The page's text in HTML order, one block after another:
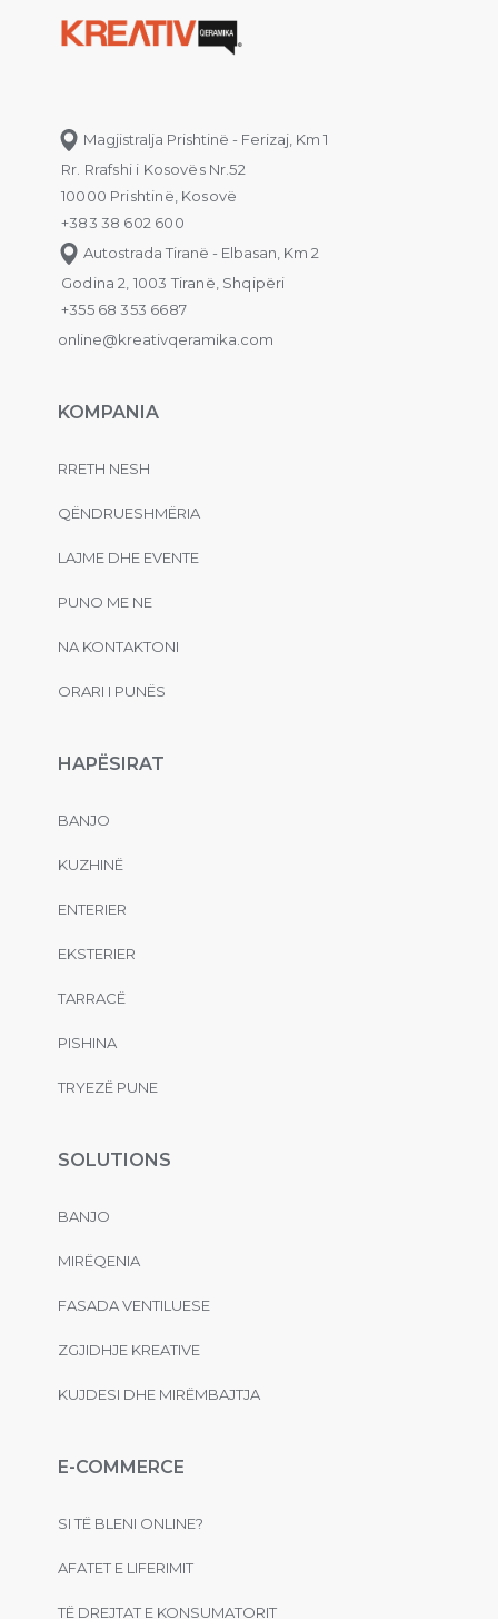
Magjistralja Prishtinë - Ferizaj, Km 1
Rr. Rrafshi i Kosovës Nr.52
10000 Prishtinë, Kosovë
+383 38 602 600
Autostrada Tiranë - Elbasan, Km 2
Godina 2, 1003 Tiranë, Shqipëri
+355 68 353 6687
online@kreativqeramika.com
KOMPANIA
RRETH NESH
QËNDRUESHMËRIA
LAJME DHE EVENTE
PUNO ME NE
NA KONTAKTONI
ORARI I PUNËS
HAPËSIRAT
BANJO
KUZHINË
ENTERIER
EKSTERIER
TARRACË
PISHINA
TRYEZË PUNE
SOLUTIONS
BANJO
MIRËQENIA
FASADA VENTILUESE
ZGJIDHJE KREATIVE
KUJDESI DHE MIRËMBAJTJA
E-COMMERCE
SI TË BLENI ONLINE?
AFATET E LIFERIMIT
TË DREJTAT E KONSUMATORIT